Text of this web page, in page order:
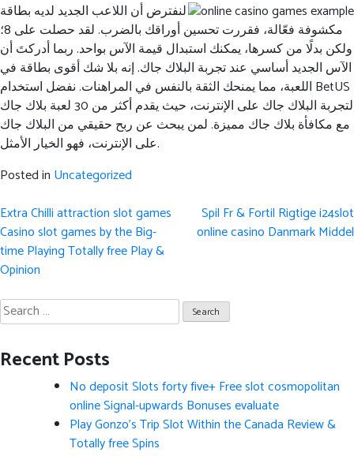
لنفترض أن اللاعب الجديد لديه بطاقة
مكشوفة فعّالة، فقررت تحسين أوراقك بالضرب. لقد حصلت على 8؛
ولكن بدلًا من كسرها، يمكنك استبدال قيمة الآس بواحد. ربما أدركتَ أن
الآس الجديد أساسي عند تجربة البلاك جاك. إنه بلا شك أقوى بطاقة في
اللعبة، مما يمنحك الثقة بالنفس في المراهنات. نفضل استخدام BetUS
لتجربة البلاك جاك على الإنترنت، حيث يقدم أكثر من 30 لعبة بلاك جاك
مع مكافأة بلاك جاك مميزة. لمن يبحث عن ربح حقيقي من البلاك جاك
على الإنترنت، فهو الخيار الأمثل.
Posted in Uncategorized
Post
navigation
Extra Chilli attraction slot games
Casino slot games by the Big-
time Playing Totally free Play &
Opinion
Spil Fr & Fortil Rigtige i24slot
online casino Danmark Middel
Search
for:
Recent Posts
No deposit Slots forty five+ Free slot cosmopolitan
online Signal-upwards Bonuses evaluate
Play Gonzo’s Trip Slot Within the Canada Review &
Totally free Spins